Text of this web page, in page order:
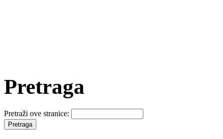
Pretraga
Pretraži ove stranice: